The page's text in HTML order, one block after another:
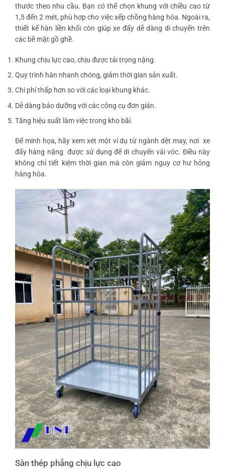
thước theo nhu cầu. Bạn có thể chọn khung với chiều cao từ
1,5 đến 2 mét, phù hợp cho việc xếp chồng hàng hóa. Ngoài ra,
thiết kế hàn liền khối còn giúp xe đẩy dễ dàng di chuyển trên
các bề mặt gồ ghề.
Khung chịu lực cao, chịu được tải trọng nặng.
Quy trình hàn nhanh chóng, giảm thời gian sản xuất.
Chi phí thấp hơn so với các loại khung khác.
Dễ dàng bảo dưỡng với các công cụ đơn giản.
Tăng hiệu suất làm việc trong kho bãi.
Để minh họa, hãy xem xét một ví dụ từ ngành dệt may, nơi xe
đẩy hàng nặng được sử dụng để di chuyển vải vóc. Điều này
không chỉ tiết kiệm thời gian mà còn giảm nguy cơ hư hỏng
hàng hóa.
Sàn thép phẳng chịu lực cao